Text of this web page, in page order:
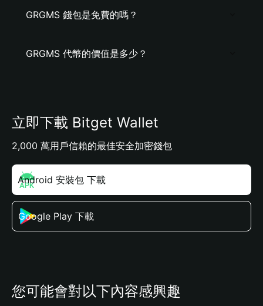
GRGMS 錢包是免費的嗎？
GRGMS 代幣的價值是多少？
立即下載 Bitget Wallet
2,000 萬用戶信賴的最佳安全加密錢包
Android 安裝包 下載
Google Play 下載
您可能會對以下內容感興趣